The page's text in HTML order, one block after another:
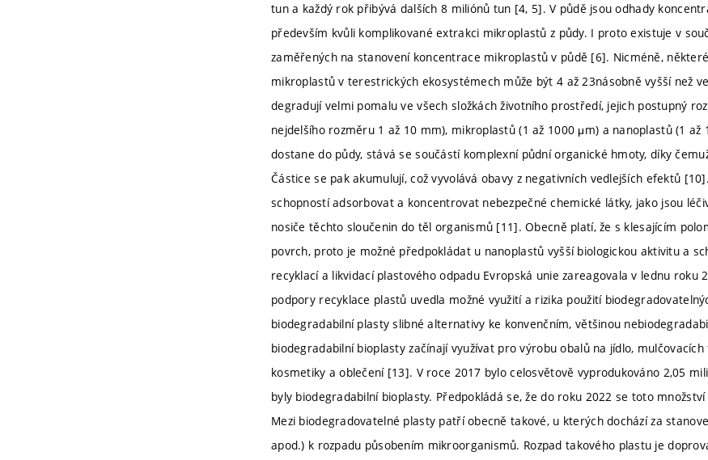
tun a každý rok přibývá dalších 8 miliónů tun [4, 5]. V půdě jsou odhady
především kvůli komplikované extrakci mikroplastů z půdy. I proto existuje v
zaměřených na stanovení koncentrace mikroplastů v půdě [6]. Nicméně,
mikroplastů v terestrických ekosystémech může být 4 až 23násobně vyšší než
degradují velmi pomalu ve všech složkách životního prostředí, jejich postupný
nejdelšího rozměru 1 až 10 mm), mikroplastů (1 až 1000 μm) a nanoplastů (1
dostane do půdy, stává se součástí komplexní půdní organické hmoty, díky
Částice se pak akumulují, což vyvolává obavy z negativních vedlejších efektů
schopností adsorbovat a koncentrovat nebezpečné chemické látky, jako jsou
nosiče těchto sloučenin do těl organismů [11]. Obecně platí, že s klesajícím
povrch, proto je možné předpokládat u nanoplastů vyšší biologickou aktivitu a
recyklací a likvidací plastového odpadu Evropská unie zareagovala v lednu roku
podpory recyklace plastů uvedla možné využití a rizika použití
biodegradabilní plasty slibné alternativy ke konvenčním, většinou
biodegradabilní bioplasty začínají využívat pro výrobu obalů na jídlo,
kosmetiky a oblečení [13]. V roce 2017 bylo celosvětově vyprodukováno 2,05
byly biodegradabilní bioplasty. Předpokládá se, že do roku 2022 se toto
Mezi biodegradovatelné plasty patří obecně takové, u kterých dochází za
apod.) k rozpadu působením mikroorganismů. Rozpad takového plastu je